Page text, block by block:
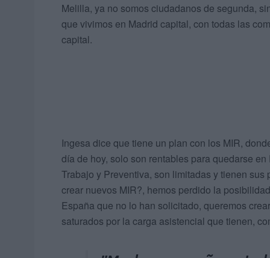
Melilla, ya no somos ciudadanos de segunda,
que vivimos en Madrid capital, con todas las
capital.
Ingesa dice que tiene un plan con los MIR,
día de hoy, solo son rentables para quedarse
Trabajo y Preventiva, son limitadas y tienen
crear nuevos MIR?, hemos perdido la
España que no lo han solicitado, queremos
saturados por la carga asistencial que tienen,